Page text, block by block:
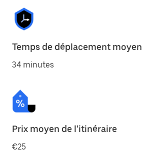
Temps de déplacement moyen
34 minutes
Prix moyen de l'itinéraire
€25